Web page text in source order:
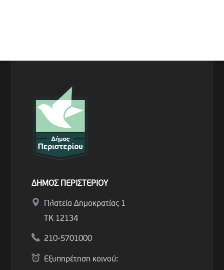
ΔΗΜΟΣ ΠΕΡΙΣΤΕΡΙΟΥ
Πλατεία Δημοκρατίας 1
ΤΚ 12134
210-5701000
Εξυπηρέτηση κοινού: